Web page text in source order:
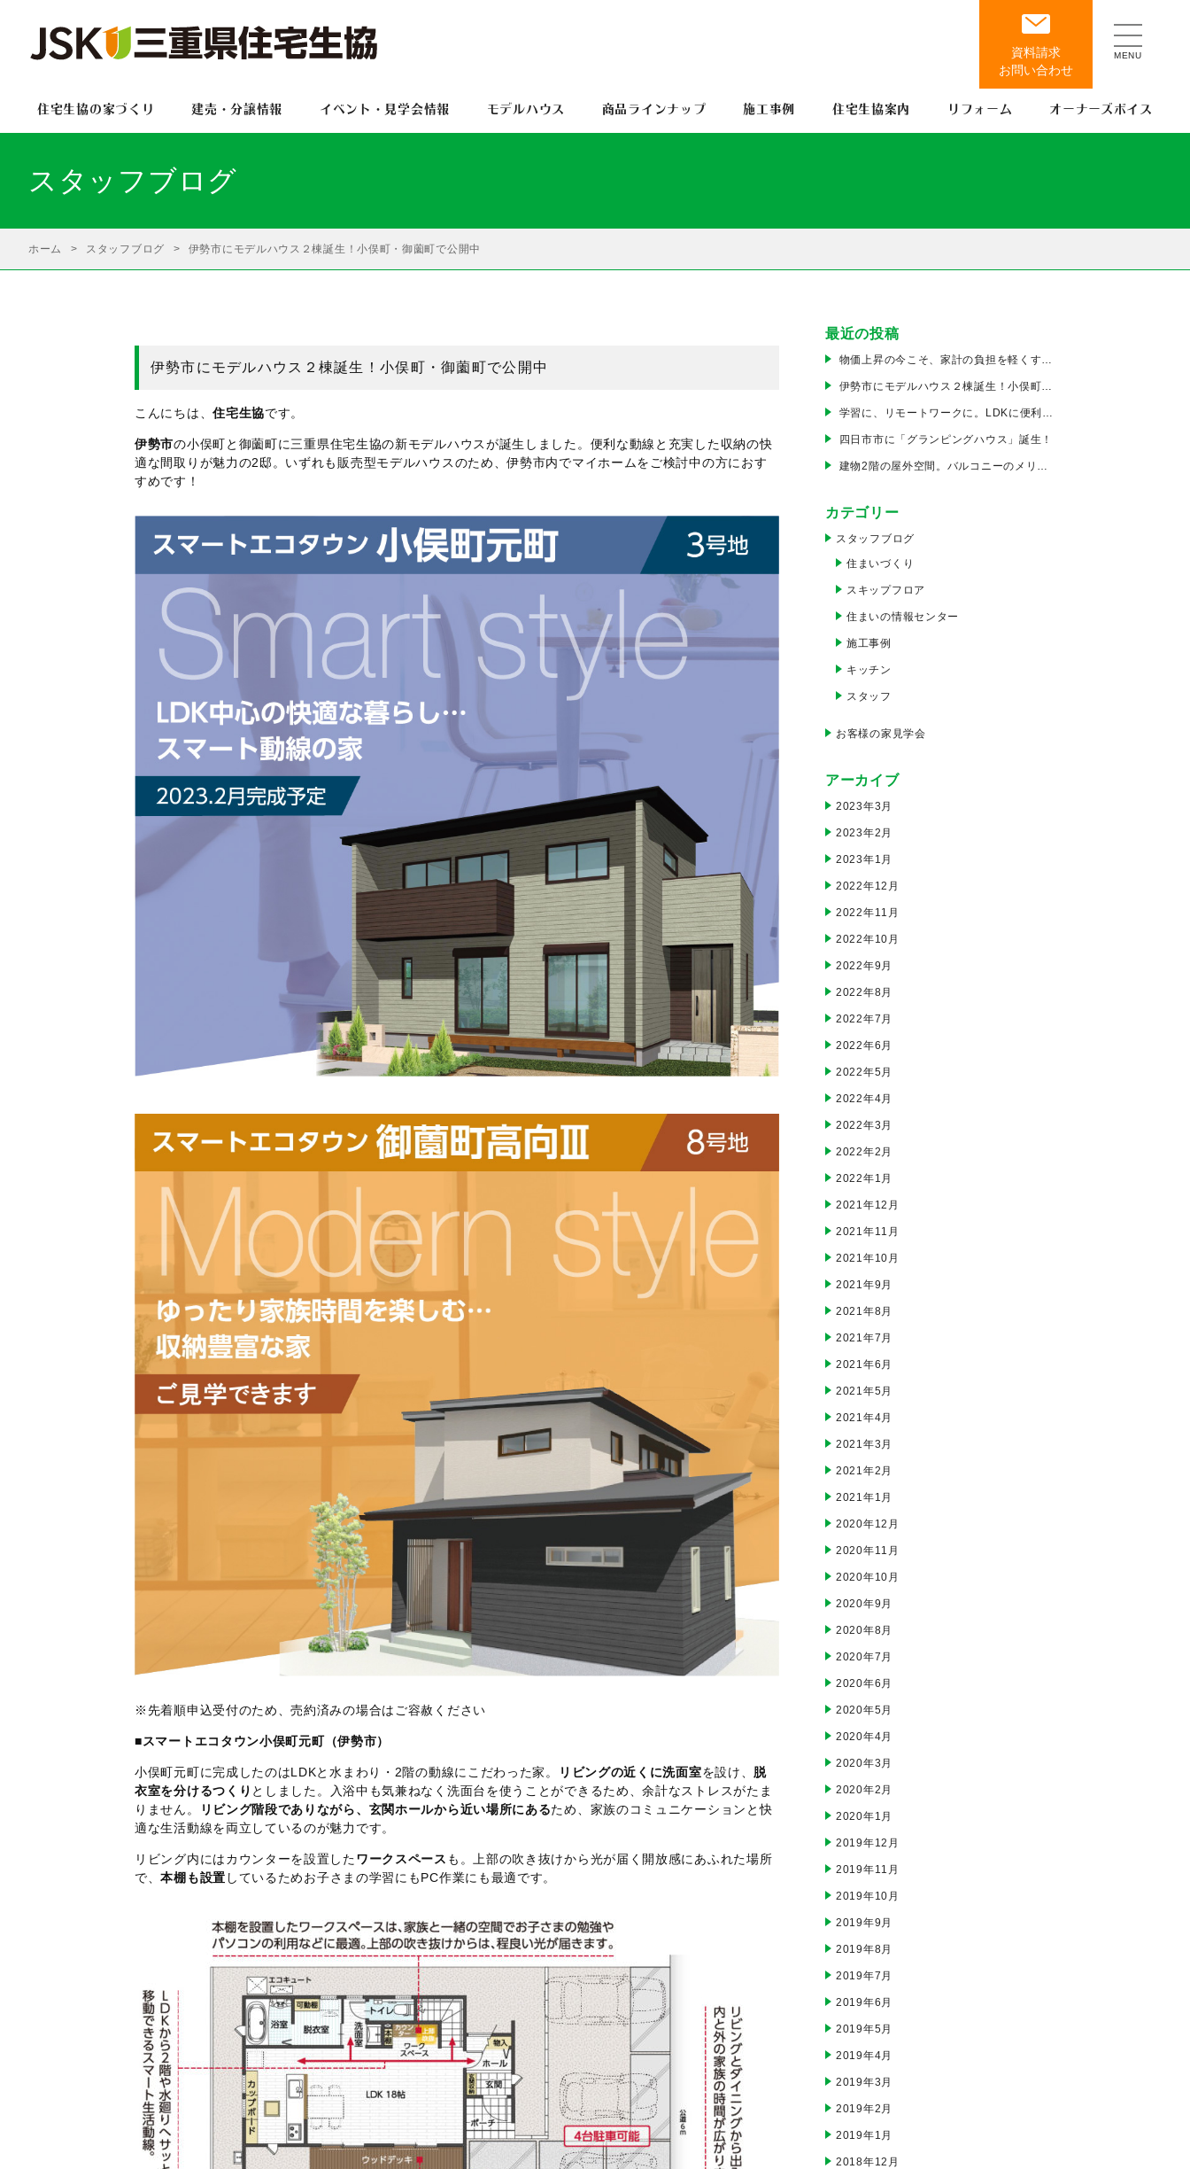
スタッフブログ
ホーム スタッフブログ 伊勢市にモデルハウス２棟誕生！小俣町・御薗町で公開中
伊勢市にモデルハウス２棟誕生！小俣町・御薗町で公開中
こんにちは、住宅生協です。
伊勢市の小俣町と御薗町に三重県住宅生協の新モデルハウスが誕生しました。便利な動線と充実した収納の快
適な間取りが魅力の2邸。いずれも販売型モデルハウスのため、伊勢市内でマイホームをご検討中の方におす
すめです！
※先着順申込受付のため、売約済みの場合はご容赦ください
■スマートエコタウン小俣町元町（伊勢市）
小俣町元町に完成したのはLDKと水まわり・2階の動線にこだわった家。 リビングの近くに洗面室を設け、 脱
衣室を分けるつくり としました。入浴中も気兼ねなく洗面台を使うことができるため、余計なストレスがたま
りません。
リビング階段でありながら、玄関ホールから近い場所にあるため、家族のコミュニケーションと快
適な生活動線を両立しているのが魅力です。
リビング内にはカウンターを設置したワークスペース も。上部の吹き抜けから光が届く開放感にあふれた場所
で、本棚も設置 しているためお子さまの学習にもPC作業にも最適です。
最近の投稿
物価上昇の今こそ、家計の負担を軽くする家を【こどもエコすまい支援事業】
伊勢市にモデルハウス２棟誕生！小俣町・御薗町で公開中
学習に、リモートワークに。LDKに便利なカウンターコーナーを
四日市市に「グランピングハウス」誕生！
建物2階の屋外空間。バルコニーのメリットは？
カテゴリー
スタッフブログ
住まいづくり
スキップフロア
住まいの情報センター
施工事例
キッチン
スタッフ
お客様の家見学会
アーカイブ
2023年3月
2023年2月
2023年1月
2022年12月
2022年11月
2022年10月
2022年9月
2022年8月
2022年7月
2022年6月
2022年5月
2022年4月
2022年3月
2022年2月
2022年1月
2021年12月
2021年11月
2021年10月
2021年9月
2021年8月
2021年7月
2021年6月
2021年5月
2021年4月
2021年3月
2021年2月
2021年1月
2020年12月
2020年11月
2020年10月
2020年9月
2020年8月
2020年7月
2020年6月
2020年5月
2020年4月
2020年3月
2020年2月
2020年1月
2019年12月
2019年11月
2019年10月
2019年9月
2019年8月
2019年7月
2019年6月
2019年5月
2019年4月
2019年3月
2019年2月
2019年1月
2018年12月
住宅生協の家づくり 建売・分譲情報 イベント・見学会情報 モデルハウス 商品ラインナップ 施工事例 住宅生協案内 リフォーム オーナーズボイス